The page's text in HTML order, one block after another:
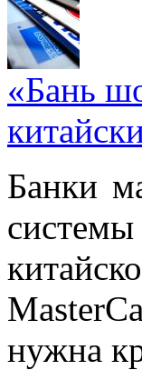
«Бань
Банки
нужна